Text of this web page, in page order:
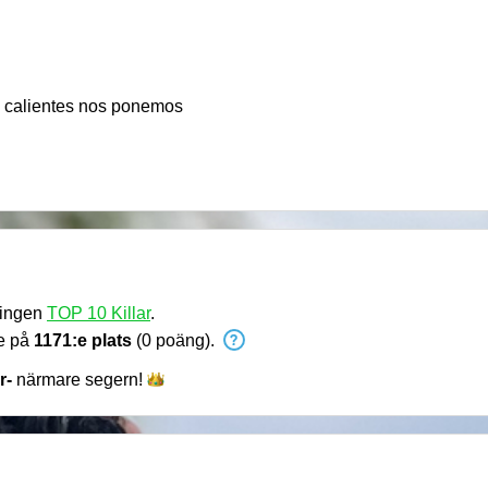
nos ponemos
TOP 10 Killar.
på 1171:e plats (0 poäng).
närmare segern!